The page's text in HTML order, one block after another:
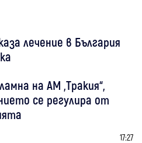
лечение в България
на АМ „Тракия“,
се регулира от
17:27